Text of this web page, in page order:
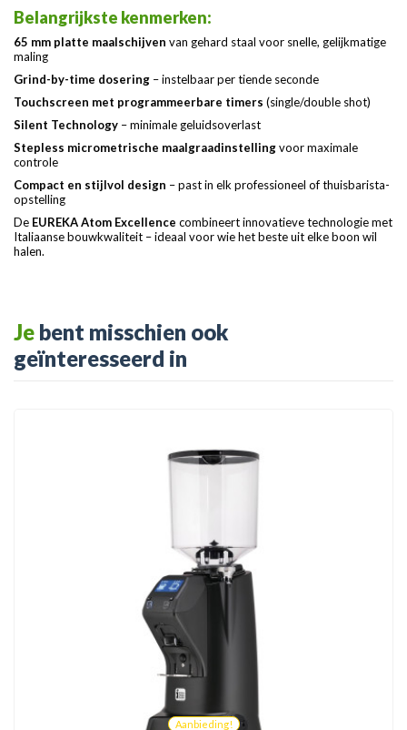
Belangrijkste kenmerken:
65 mm platte maalschijven van gehard staal voor snelle, gelijkmatige
maling
Grind-by-time dosering – instelbaar per tiende seconde
Touchscreen met programmeerbare timers (single/double shot)
Silent Technology – minimale geluidsoverlast
Stepless micrometrische maalgraadinstellingvoor maximale
controle
Compact en stijlvol design – past in elk professioneel of thuisbarista-
opstelling
De EUREKA Atom Excellence combineert innovatieve technologie met
Italiaanse bouwkwaliteit – ideaal voor wie het beste uit elke boon wil
halen.
Je bent misschien ook
geïnteresseerd in
Aanbieding!